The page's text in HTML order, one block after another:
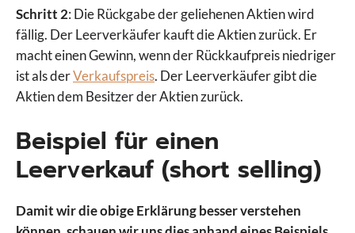
Schritt 2: Die Rückgabe der geliehenen Aktien wird
fällig. Der Leerverkäufer kauft die Aktien zurück. Er
macht einen Gewinn, wenn der Rückkaufpreis niedriger
ist als derVerkaufspreis. Der Leerverkäufer gibt die
Aktien dem Besitzer der Aktien zurück.
Beispiel für einen
Leerverkauf (short selling)
Damit wir die obige Erklärung besser verstehen